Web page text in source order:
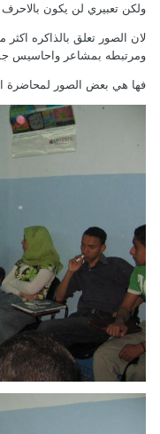
ولكن تعبيري لن يكون
لان الصور تعلق بالذاكره
ومرتبطه بمشاعر واحاسيس
فها هي بعض الصور لمحاضرة